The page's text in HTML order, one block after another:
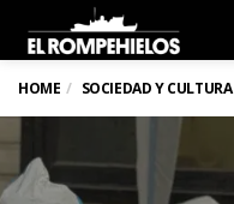
HOME SOCIEDAD Y CULTURA